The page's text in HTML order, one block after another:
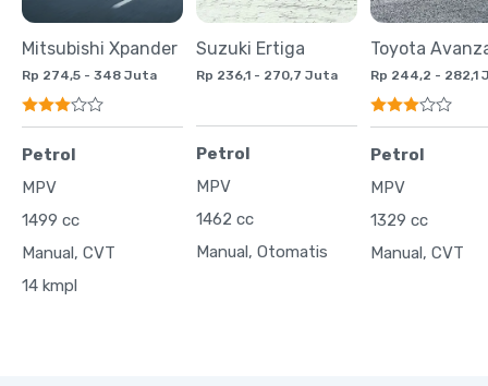
Mitsubishi Xpander
Rp 274,5 - 348 Juta
Petrol
MPV
1499 cc
Manual, CVT
14 kmpl
Suzuki Ertiga
Rp 236,1 - 270,7 Juta
Petrol
MPV
1462 cc
Manual, Otomatis
Toyota
Rp 244,2 - 282,1
Petrol
MPV
1329 cc
Manual, CVT